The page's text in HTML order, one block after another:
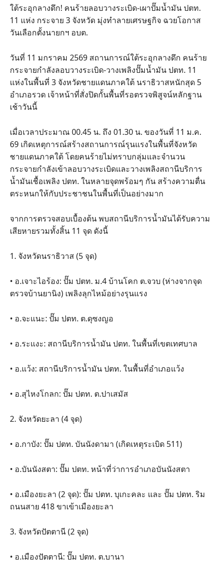
ใต้ระอุกลางดึก! คนร้ายลอบวางระเบิด-เผาปั๊มน้ำมัน ปตท.
11 แห่ง กระจาย 3 จังหวัด มุ่งทำลายเศรษฐกิจ ฉวยโอกาส
วันเลือกตั้งนายกฯ อบต.
วันที่ 11 มกราคม 2569 สถานการณ์ใต้ระอุกลางดึก คนร้าย
กระจายกำลังลอบวางระเบิด-วางเพลิงปั๊มน้ำมัน ปตท. 11
แห่งในพื้นที่ 3 จังหวัดชายแดนภาคใต้ นราธิวาสหนักสุด 5
อำเภอรวด เจ้าหน้าที่สั่งปิดกั้นพื้นที่รอตรวจพิสูจน์หลักฐาน
เช้าวันนี้
เมื่อเวลาประมาณ 00.45 น. ถึง 01.30 น. ของวันที่ 11 ม.ค.
69 เกิดเหตุการณ์สร้างสถานการณ์รุนแรงในพื้นที่จังหวัด
ชายแดนภาคใต้ โดยคนร้ายไม่ทราบกลุ่มและจำนวน
กระจายกำลังเข้าลอบวางระเบิดและวางเพลิงสถานีบริการ
น้ำมันเชื้อเพลิง ปตท. ในหลายจุดพร้อมๆ กัน สร้างความตื่น
ตระหนกให้กับประชาชนในพื้นที่เป็นอย่างมาก
จากการตรวจสอบเบื้องต้น พบสถานีบริการน้ำมันได้รับความ
เสียหายรวมทั้งสิ้น 11 จุด ดังนี้
1. จังหวัดนราธิวาส (5 จุด)
• อ.เจาะไอร้อง: ปั๊ม ปตท. ม.4 บ้านโคก ต.จวบ (ห่างจากจุด
ตรวจบ้านยานิง) เพลิงลุกไหม้อย่างรุนแรง
• อ.จะแนะ: ปั๊ม ปตท. ต.ดุซงญอ
• อ.ระแงะ: สถานีบริการน้ำมัน ปตท. ในพื้นที่เขตเทศบาล
• อ.แว้ง: สถานีบริการน้ำมัน ปตท. ในพื้นที่อำเภอแว้ง
• อ.สุไหงโกลก: ปั๊ม ปตท. ต.ปาเสมัส
2. จังหวัดยะลา (4 จุด)
• อ.กาบัง: ปั๊ม ปตท. บันนังดามา (เกิดเหตุระเบิด 511)
• อ.บันนังสตา: ปั๊ม ปตท. หน้าที่ว่าการอำเภอบันนังสตา
• อ.เมืองยะลา (2 จุด): ปั๊ม ปตท. บุเกะคละ และ ปั๊ม ปตท. ริม
ถนนสาย 418 ขาเข้าเมืองยะลา
3. จังหวัดปัตตานี (2 จุด)
• อ.เมืองปัตตานี: ปั๊ม ปตท. ต.บานา